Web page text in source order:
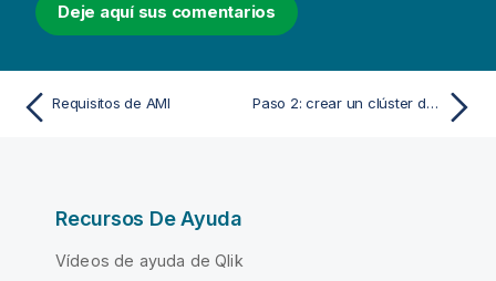
Deje aquí sus comentarios
Requisitos de AMI Paso 2: crear un clúster de lakehouse
Recursos De Ayuda
Vídeos de ayuda de Qlik